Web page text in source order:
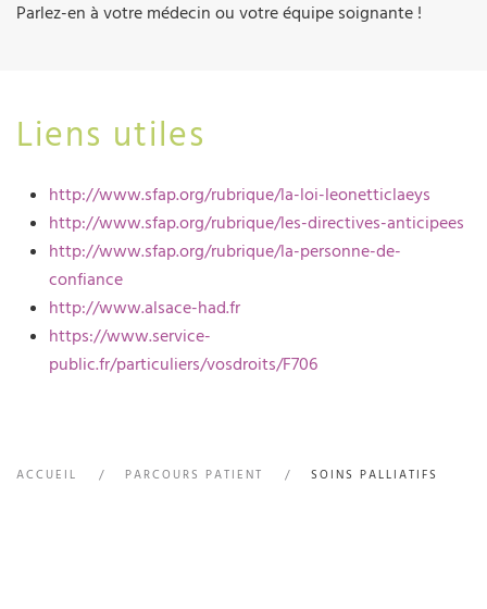
Parlez-en à votre médecin ou votre équipe soignante !
Liens utiles
http://www.sfap.org/rubrique/la-loi-leonetticlaeys
http://www.sfap.org/rubrique/les-directives-anticipees
http://www.sfap.org/rubrique/la-personne-de-
confiance
http://www.alsace-had.fr
https://www.service-
public.fr/particuliers/vosdroits/F706
ACCUEIL PARCOURS PATIENT SOINS PALLIATIFS